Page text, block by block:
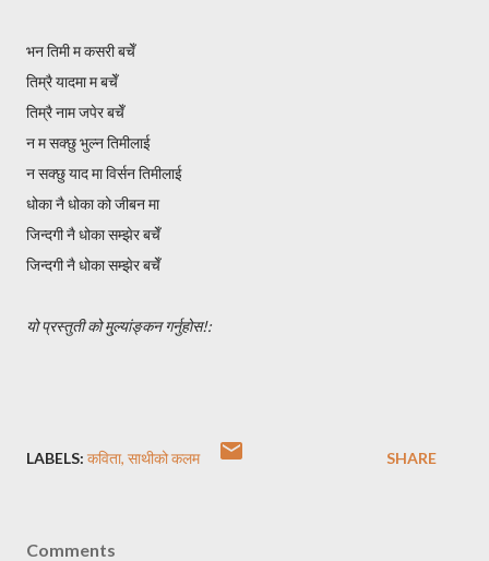
भन तिमी म कसरी बचेँ
तिम्रै यादमा म बचेँ
तिम्रै नाम जपेर बचेँ
न म सक्छु भुल्न तिमीलाई
न सक्छु याद मा विर्सन तिमीलाई
धोका नै धोका को जीबन मा
जिन्दगी नै धोका सम्झेर बचेँ
जिन्दगी नै धोका सम्झेर बचेँ
यो प्रस्तुती को मु्ल्यांङ्कन गर्नुहोस!:
LABELS: कविता साथीको कलम SHARE
Comments